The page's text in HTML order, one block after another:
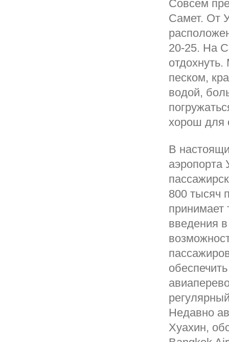
Совсем
Самет. От
20-25. На
песком,
водой,
хорош для
В
аэропорта
800 тысяч
принимает
введения
Недавно
Хуахин,